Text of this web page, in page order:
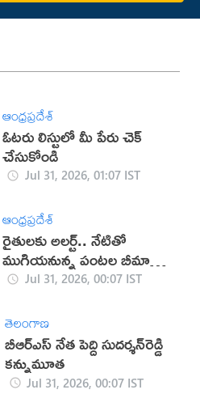
ఆంధ్రప్రదేశ్
ఓటరు లిస్టులో మీ పేరు చెక్
చేసుకోండి
Jul 31, 2026, 01:07 IST
ఆంధ్రప్రదేశ్
రైతులకు అలర్ట్.. నేటితో
ముగియనున్న పంటల బీమా
గడువుJul 31, 2026, 00:07 IST
తెలంగాణ
బీఆర్‌ఎస్ నేత పెద్ది సుదర్శన్‌రెడ్డి
కన్నుమూత
Jul 31, 2026, 00:07 IST